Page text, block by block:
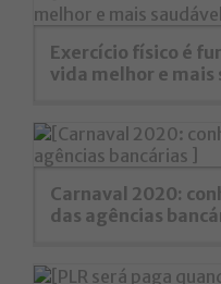
Exercício físico é
vida melhor e mais
Carnaval 2020:
das agências